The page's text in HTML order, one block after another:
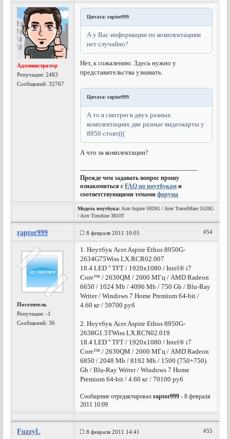
Администратор
Репутация:2483
Сообщений: 32767
Цитата: raptor999
А у Вас информации по комплектациям
нет случайно?
Нет, к сожалению. Здесь нужно у
представительства узнавать.
Цитата: raptor999
А то я смотрю в двух разных
комплектациях две разные видеокарты у
8950 стоят(((
А что за комплектации?
---------------------------------------------------------
Прежде чем задавать вопрос прошу
ознакомиться сFAQ по ноутбукам и
соответствующими темамифорума
Модель ноутбука: Acer Aspire 5920G / Acer TravelMate 5520G
/ Acer Timeline 3810T
raptor999 8 февраля 2011 10:05 #54
Посетитель
Репутация:-1
Сообщений: 36
1. Ноутбук Acer Aspire Ethos 8950G-
2634G75Wiss LX.RCR02.007
18.4 LED '' TFT / 1920x1080 / Intel® i7
Core™ / 2630QM / 2000 МГц / AMD Radeon
6650 / 1024 Mb / 4096 Mb / 750 Gb / Blu-Ray
Writer / Windows 7 Home Premium 64-bit /
4.60 кг / 59700 руб
2. Ноутбук Acer Aspire Ethos 8950G-
2638G1.5TWiss LX.RCN02.019
18.4 LED '' TFT / 1920x1080 / Intel® i7
Core™ / 2630QM / 2000 МГц / AMD Radeon
6850 / 2048 Mb / 8192 Mb / 1500 (750+750)
Gb / Blu-Ray Writer / Windows 7 Home
Premium 64-bit / 4.60 кг / 70100 руб
Сообщение отредактировалraptor999 - 8 февраля
2011 10:09
FuzzyL 8 февраля 2011 14:41 #55